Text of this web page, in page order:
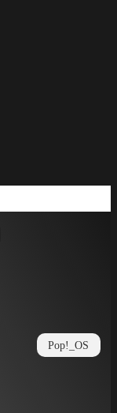
Pop!_OS